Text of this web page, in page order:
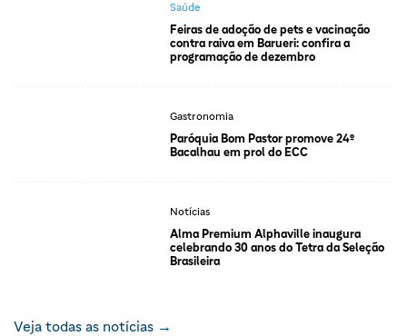
Saúde
Feiras de adoção de pets e vacinação
contra raiva em Barueri: confira a
programação de dezembro
Gastronomia
Paróquia Bom Pastor promove 24º
Bacalhau em prol do ECC
Notícias
Alma Premium Alphaville inaugura
celebrando 30 anos do Tetra da Seleção
Brasileira
Veja todas as notícias →